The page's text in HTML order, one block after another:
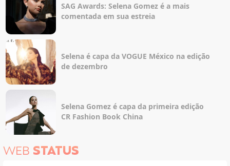
SAG Awards: Selena Gomez é a mais
comentada em sua estreia
Selena é capa da VOGUE México na edição
de dezembro
Selena Gomez é capa da primeira edição
CR Fashion Book China
WEB STATUS